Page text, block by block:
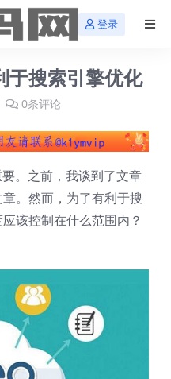
登录
于搜索引擎优化
0条评论
。之前，我谈到了文章
。然而，为了有利于搜
该控制在什么范围内？